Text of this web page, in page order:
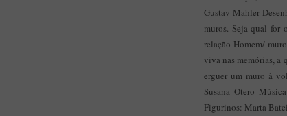
Gustav Mahler
muros. Seja qual for
relação Homem/
viva nas memórias, a
erguer um muro à
Susana Otero
Figurinos: Marta